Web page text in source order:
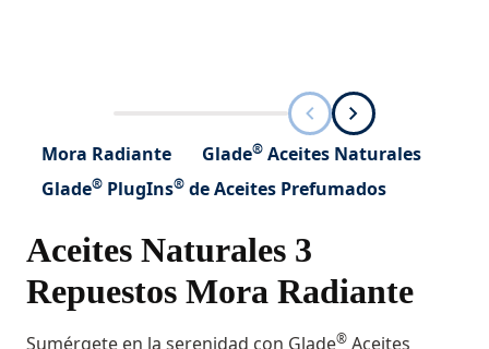
Mora Radiante Glade® Aceites Naturales
Glade® PlugIns® de Aceites Prefumados
Aceites Naturales 3
Repuestos Mora Radiante
Sumérgete en la serenidad con Glade® Aceites